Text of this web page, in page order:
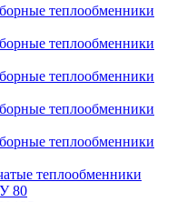
теплообменники
теплообменники
теплообменники
теплообменники
теплообменники
теплообменники
80